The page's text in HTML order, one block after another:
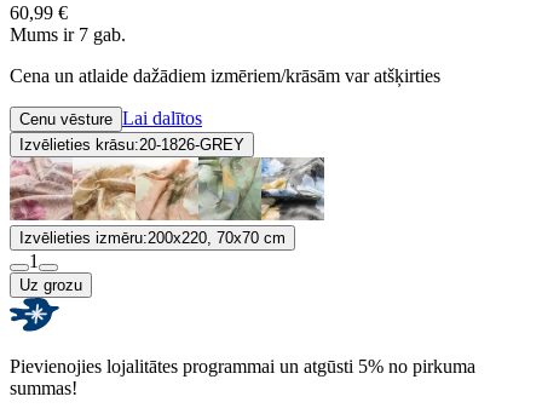
60,99 €
Mums ir 7 gab.
Cena un atlaide dažādiem izmēriem/krāsām var atšķirties
Cenu vēsture Lai dalītos
Izvēlieties krāsu:20-1826-GREY
Izvēlieties izmēru:200x220, 70x70 cm
1
Uz grozu
Pievienojies lojalitātes programmai un atgūsti 5% no pirkuma
summas!